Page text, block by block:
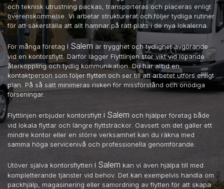
och teknisk utrustning packas, transporteras och placeras enligt
överenskommelse. Vi arbetar strukturerat och följer tydliga rutiner
för att säkerställa att allt hamnar på rätt plats i de nya lokalerna.
För många företag i Salem är trygghet och tydlighet avgörande
vid en kontorsflytt. Därför lägger Flyttlinjen stor vikt vid löpande
återkoppling och tydlig kommunikation. Du har alltid en
kontaktperson som följer flytten och ser till att arbetet utförs enligt
plan. På så sätt minimeras risken för missförstånd och onödiga
förseningar.
Flyttlinjen erbjuder kontorsflytt i Salem och hjälper företag både
vid lokala flyttar och längre flyttsträckor. Oavsett om det gäller ett
mindre kontor eller en större verksamhet kan du räkna med
samma höga servicenivå och professionella genomförande.
Utöver själva kontorsflytten i Salem kan vi även hjälpa till med
kompletterande tjänster vid behov. Det kan exempelvis handla om
packhjälp, magasinering eller samordning av flytten för att skapa